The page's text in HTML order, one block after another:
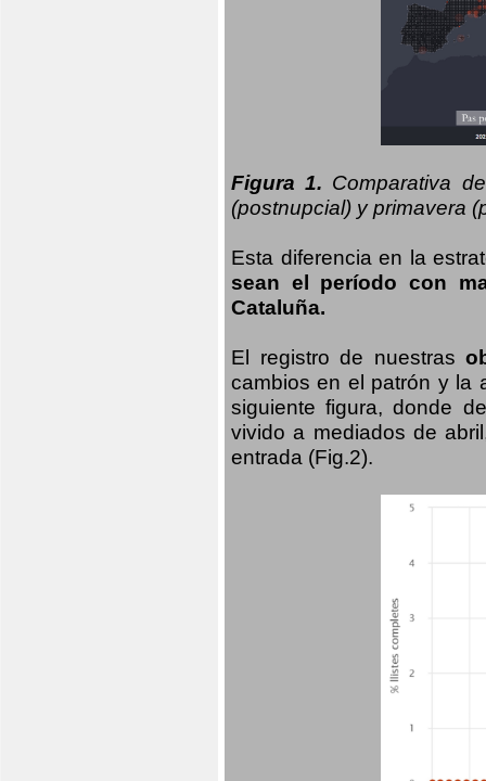
Figura 1. Comparativa
(postnupcial) y primavera
Esta diferencia en la
sean el período con
Cataluña.
El registro de nuestras
cambios en el patrón y la
siguiente figura, donde
vivido a mediados de
entrada (Fig.2).